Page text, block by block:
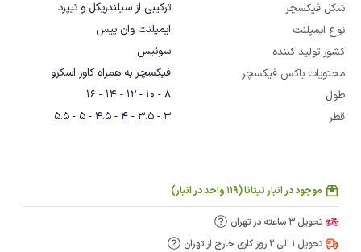
شکل فیکسچر
ترکیبی از سیلندریکل و تیپرد
نوع ایمپلنت
ایمپلنت وان پیس
کشور تولید کننده
سوئیس
محتویات باکس فیکسچر
فیکسچر به همراه کاور اسکرو
طول
8 - 10 - 12 - 14 - 16
قطر
3 - 3.5 - 4 - 4.5 - 5 - 5.5
موجود در انبار تیتانا (119 واحد در انبار)
تحویل 3 ساعته در تهران
تحویل 1 الی 2 روز کاری خارج از تهران